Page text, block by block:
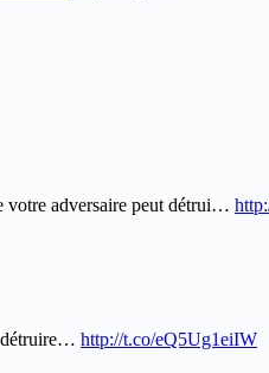
votre adversaire peut détrui…
détruire… http://t.co/eQ5Ug1eiIW